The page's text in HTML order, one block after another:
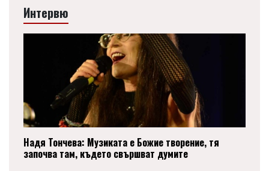
Интервю
Надя Тончева: Музиката е Божие творение, тя
започва там, където свършват думите